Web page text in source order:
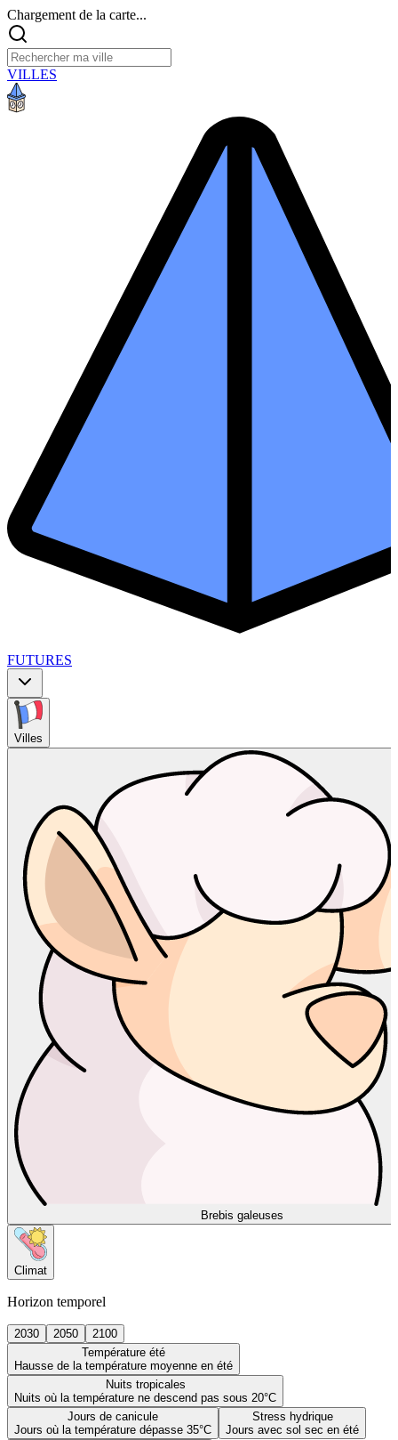
Chargement de la carte...
VILLES
FUTURES
Villes
Brebis galeuses
Climat
Horizon temporel
2030 2050
2100
Température été
Hausse de la température moyenne en été
Nuits tropicales
Nuits où la température ne descend pas sous 20°C
Jours de canicule
Jours où la température dépasse 35°C
Stress hydrique
Jours avec sol sec en été